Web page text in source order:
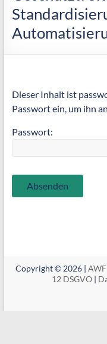
Fertigung
Dieser Inhalt ist
Passwort ein, um ihn
Passwort:
Copyright © 2026 |AWF
12 DSGVO|